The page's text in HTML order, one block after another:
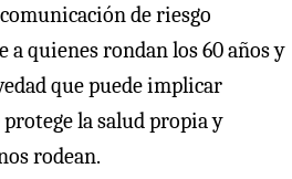
de riesgo
a quienes rondan los 60 años y
que puede implicar
la salud propia y
rodean.